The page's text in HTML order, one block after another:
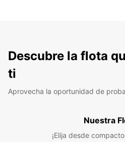
Descubre la flota
ti
Aprovecha la oportunidad de
Nuestra
¡Elija desde